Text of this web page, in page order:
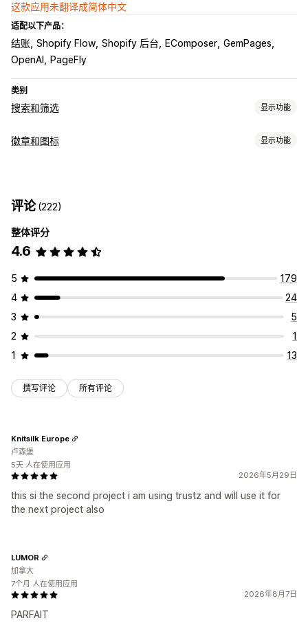
这款应用未翻译成简体中文
适配以下产品：
结账 Shopify Flow Shopify 后台 EComposer GemPages
OpenAI
PageFly
类别
搜索和筛选 显示功能
搜索功能
自动适应移动设备
自定义筛选条件 搜索结果页面
分析
AI 洞察 转化跟踪 自定义控制面板 筛选条件使用情况 实时分析
行为洞察 搜索查询
徽章和图标 显示功能
信任
保修
自定义
动画 背景 边框 颜色
图标位置
手动定位 自动定位 公告栏 自定义页面 购物车页面 结账页面
产品系列页面
搜索页面
评论(222)
整体评分
4.6
5
179
4
24
3
5
2
1
1
13
撰写评论 所有评论
2026年5月29日
this si the second project i am using trustz and will use it for
the next project also
Knitsilk Europe
卢森堡
5天 人在使用应用
2026年8月7日
PARFAIT
LUMOR
加拿大
7个月 人在使用应用